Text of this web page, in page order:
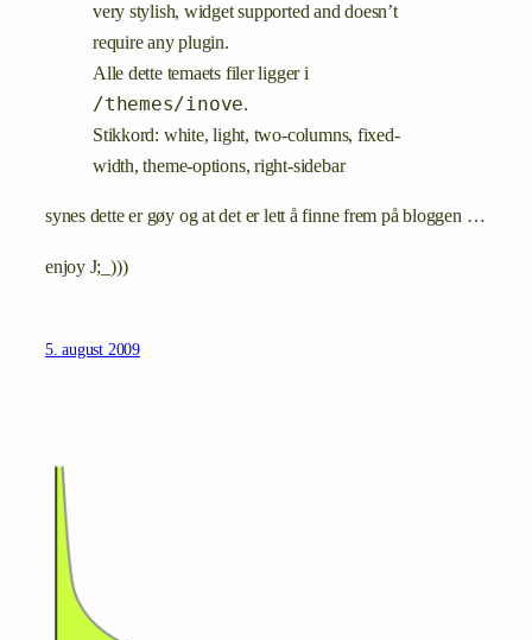
very stylish, widget supported and doesn’t
require any plugin.
Alle dette temaets filer ligger i
/themes/inove.
Stikkord: white, light, two-columns, fixed-
width, theme-options, right-sidebar
synes dette er gøy og at det er lett å finne frem på bloggen …
enjoy J;_)))
5. august 2009